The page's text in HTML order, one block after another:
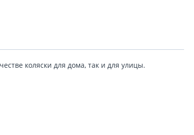
коляски для дома, так и для улицы.